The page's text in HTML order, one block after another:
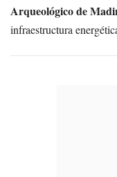
Arqueológico de
infraestructura